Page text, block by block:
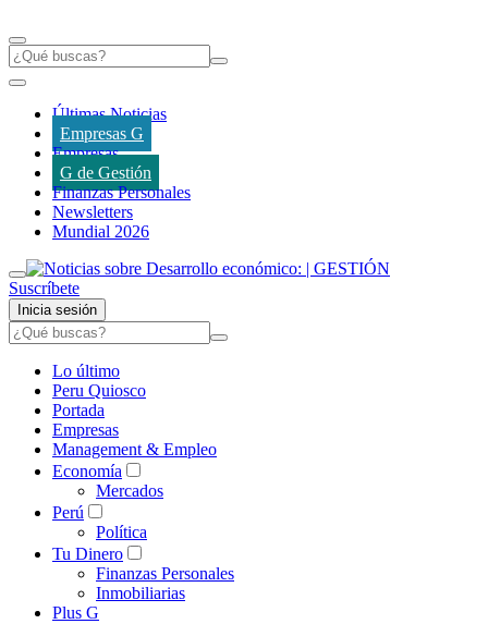
Últimas Noticias
Empresas G
Empresas
G de Gestión
Finanzas Personales
Newsletters
Mundial 2026
Suscríbete
Inicia sesión
Lo último
Peru Quiosco
Portada
Empresas
Management & Empleo
Economía
Mercados
Perú
Política
Tu Dinero
Finanzas Personales
Inmobiliarias
Plus G